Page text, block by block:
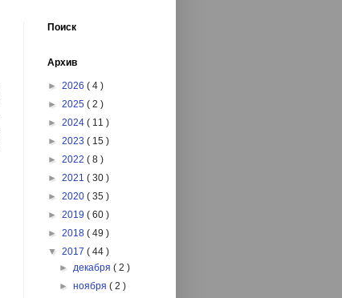
Поиск
Архив
► 2026 ( 4 )
► 2025 ( 2 )
► 2024 ( 11 )
► 2023 ( 15 )
► 2022 ( 8 )
► 2021 ( 30 )
► 2020 ( 35 )
► 2019 ( 60 )
► 2018 ( 49 )
▼ 2017 ( 44 )
►декабря( 2 )
►ноября( 2 )